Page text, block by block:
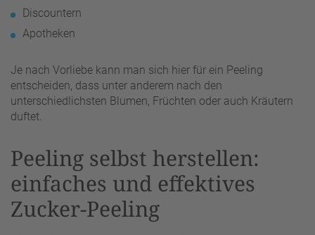
Discountern
Apotheken
Je nach Vorliebe kann man sich hier für ein Peeling
entscheiden, dass unter anderem nach den
unterschiedlichsten Blumen, Früchten oder auch Kräutern
duftet.
Peeling selbst herstellen:
einfaches und effektives
Zucker-Peeling